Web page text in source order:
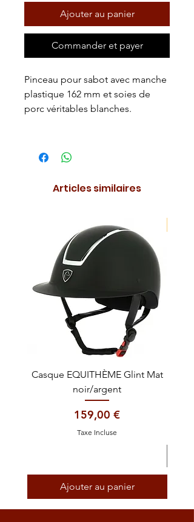
Ajouter au panier
Commander et payer
Pinceau pour sabot avec manche
plastique 162 mm et soies de
porc véritables blanches.
Articles similaires
Casque EQUITHÈME Glint Mat
noir/argent
Prix
159,00 €
Taxe Incluse
Ajouter au panier